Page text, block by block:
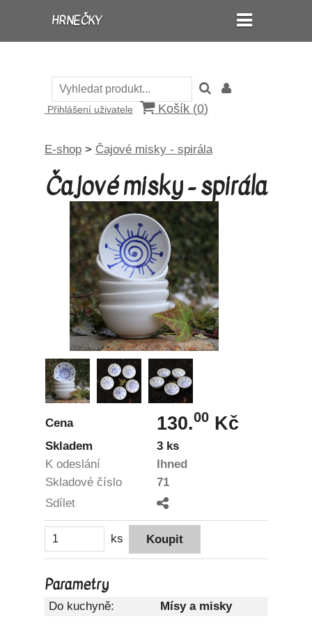
HRNEČKY
Přihlášení uživatele Košík (0)
E-shop > Čajové misky - spirála
Čajové misky - spirála
Cena 130.00 Kč
Skladem
3 ks
K odeslání
Ihned
Skladové číslo
71
Sdílet
ks
Parametry
Do kuchyně: Mísy a misky